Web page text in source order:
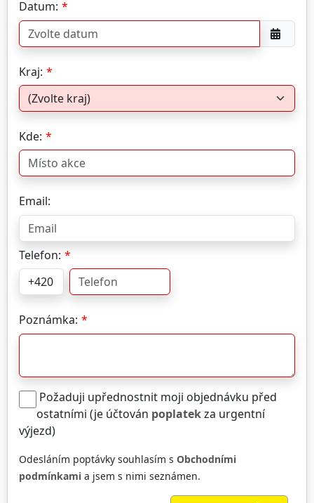
Datum:
Kraj:
Kde:
Email:
Telefon:
Poznámka:
Požaduji upřednostnit moji objednávku před
ostatními (je účtován poplatekza urgentní
výjezd)
Odesláním poptávky souhlasím s Obchodními
podmínkami a jsem s nimi seznámen.